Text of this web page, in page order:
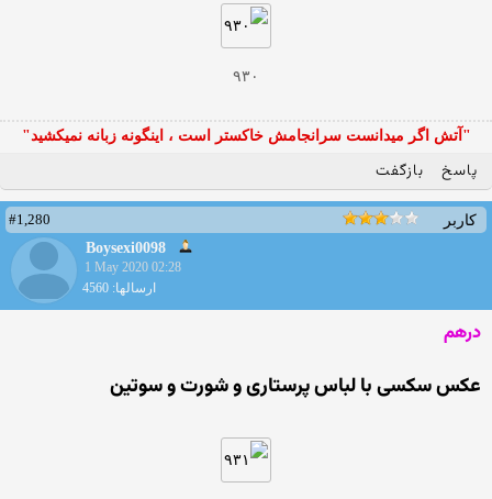
۹۳۰
"آتش اگر ميدانست سرانجامش خاكستر است ، اينگونه زبانه نميكشيد"
پاسخ بازگفت
کاربر
#1,280
Boysexi0098
1 May 2020 02:28
ارسالها: 4560
درهم
عکس سکسی با لباس پرستاری و شورت و سوتین